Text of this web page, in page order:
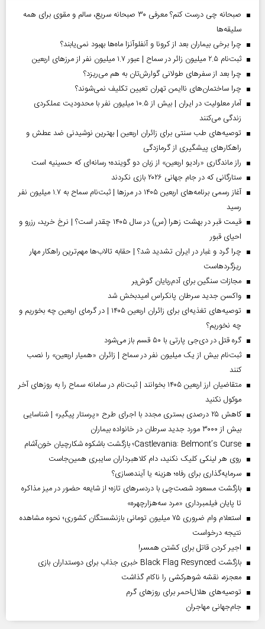
صبحانه چی درست کنم؟ معرفی ۳۰ صبحانه سریع، سالم و مقوی برای همه
سلیقه‌ها
چرا برخی بیماران بعد از کرونا و آنفلوآنزا ماه‌ها بهبود نمی‌یابند؟
ثبت‌نام ۲.۵ میلیون زائر در سماح | عبور ۱.۷ میلیون نفر از مرز‌های اربعین
چرا بعد از سفرهای طولانی گوارش‌تان به هم می‌ریزد؟
چرا ساختمان‌های ناایمن تهران تعیین تکلیف نمی‌شوند؟
آمار معلولیت در ایران | بیش از ۱۰.۵ میلیون نفر با محدودیت عملکردی
زندگی می‌کنند
توصیه‌های طب سنتی برای زائران اربعین | بهترین نوشیدنی ضد عطش و
راهکارهای پیشگیری از گرمازدگی
راز ماندگاری «رادیو اربعین» از زبان دو گوینده؛ رسانه‌ای که حسینیه است
ستارگانی که در جام جهانی ۲۰۲۶ بازی نکردند
آغاز رسمی برنامه‌های اربعین ۱۴۰۵ در مرز‌ها | ثبت‌نام سماح به ۱.۷ میلیون نفر
رسید
قیمت قبر در بهشت زهرا (س) در سال ۱۴۰۵ چقدر است؟ | نرخ خرید، رزرو و
احیای قبور
چرا گرد و غبار در ایران تشدید شد؟ | حقابه تالاب‌ها مهم‌ترین راهکار مهار
ریزگردهاست
مجازات سنگین برای آدم‌ربایان گوش‌بر
واکسن جدید سرطان پانکراس امیدبخش شد
توصیه‌های تغذیه‌ای برای زائران اربعین ۱۴۰۵ | در گرمای اربعین چه بخوریم و
چه نخوریم؟
گره قتل در دی‌جی پارتی با ۵۰ قسم باز می‌شود
ثبت‌نام بیش از یک میلیون نفر در سماح | زائران «همیار اربعین» را نصب
کنند
متقاضیان ارز اربعین ۱۴۰۵ بخوانند | ثبت‌نام در سامانه سماح را به روز‌های آخر
موکول نکنید
کاهش ۲۵ درصدی بستری مجدد با اجرای طرح «پرستار پیگیر» | شناسایی
بیش از ۳۰۰۰ مورد جدید سرطان در خانواده بیماران
Castlevania: Belmont’s Curse؛ بازگشت باشکوه شکارچیان خون‌آشام
روی هر لینکی کلیک نکنید، دام کلاهبرداران سایبری همین‌جاست
سرمایه‌گذاری برای رفاه؛ هزینه یا آینده‌سازی؟
بازگشت مسعود شصت‌چی با دردسر‌های تازه؛ از شایعه حضور در میز مذاکره
تا پایان فیلمبرداری «مرد سه‌هزارچهره»
استعلام وام ضروری ۷۵ میلیون تومانی بازنشستگان کشوری؛ نحوه مشاهده
نتیجه درخواست
اجیر کردن قاتل برای کشتن همسر!
بازگشت Black Flag Resynced خبری جذاب برای دوستداران بازی
معجزه، نقشه شوهرکشی را ناکام گذاشت
توصیه‌های هلال‌احمر برای روز‌های گرم
جام‌جهانی مهاجران